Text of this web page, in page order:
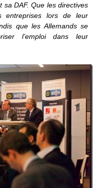
sa DAF. Que les directives
entreprises lors de leur
que les Allemands se
l’emploi dans leur